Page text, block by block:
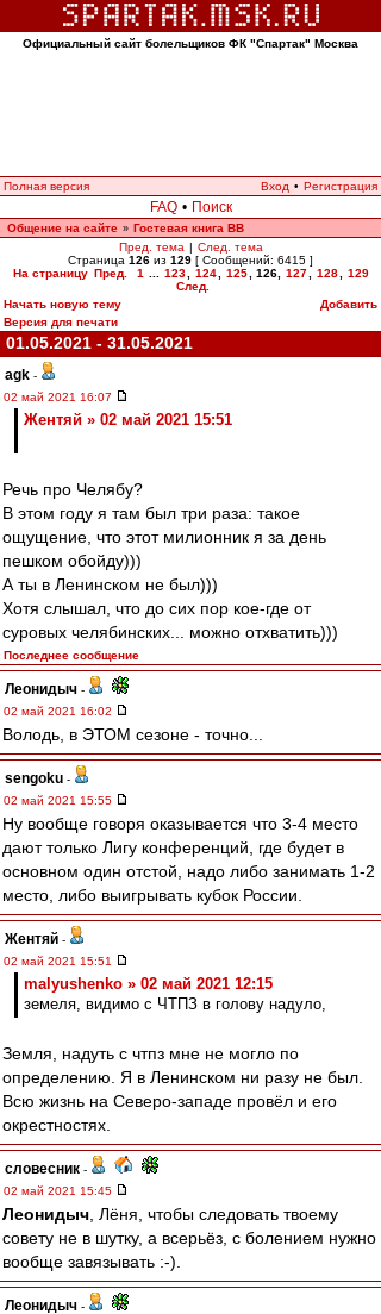
Официальный сайт болельщиков ФК "Спартак" Москва
Полная версия Вход • Регистрация
FAQ • Поиск
Общение на сайте » Гостевая книга ВВ
Пред. тема | След. тема
Страница 126 из 129 [ Сообщений: 6415 ]
На страницу Пред. 1 123 124 125 126, 127 128
129
След.
Начать новую тему
Добавить
Версия для печати
01.05.2021 - 31.05.2021
agk -
02 май 2021 16:07
Жентяй » 02 май 2021 15:51
Речь про Челябу?
В этом году я там был три раза: такое
ощущение, что этот милионник я за день
пешком обойду)))
А ты в Ленинском не был)))
Хотя слышал, что до сих пор кое-где от
суровых челябинских... можно отхватить)))
Последнее сообщение
Леонидыч -
02 май 2021 16:02
Володь, в ЭТОМ сезоне - точно...
sengoku -
02 май 2021 15:55
Ну вообще говоря оказывается что 3-4 место
дают только Лигу конференций, где будет в
основном один отстой, надо либо занимать 1-2
место, либо выигрывать кубок России.
Жентяй -
02 май 2021 15:51
malyushenko » 02 май 2021 12:15
земеля, видимо с ЧТПЗ в голову надуло,
Земля, надуть с чтпз мне не могло по
определению. Я в Ленинском ни разу не был.
Всю жизнь на Северо-западе провёл и его
окрестностях.
словесник -
02 май 2021 15:45
Леонидыч , Лёня, чтобы следовать твоему
совету не в шутку, а всерьёз, с болением нужно
вообще завязывать :-).
Леонидыч -